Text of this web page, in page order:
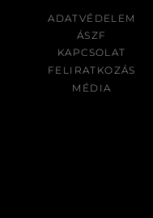
ADATVÉDELEM
ÁSZF
KAPCSOLAT
FELIRATKOZÁS
MÉDIA